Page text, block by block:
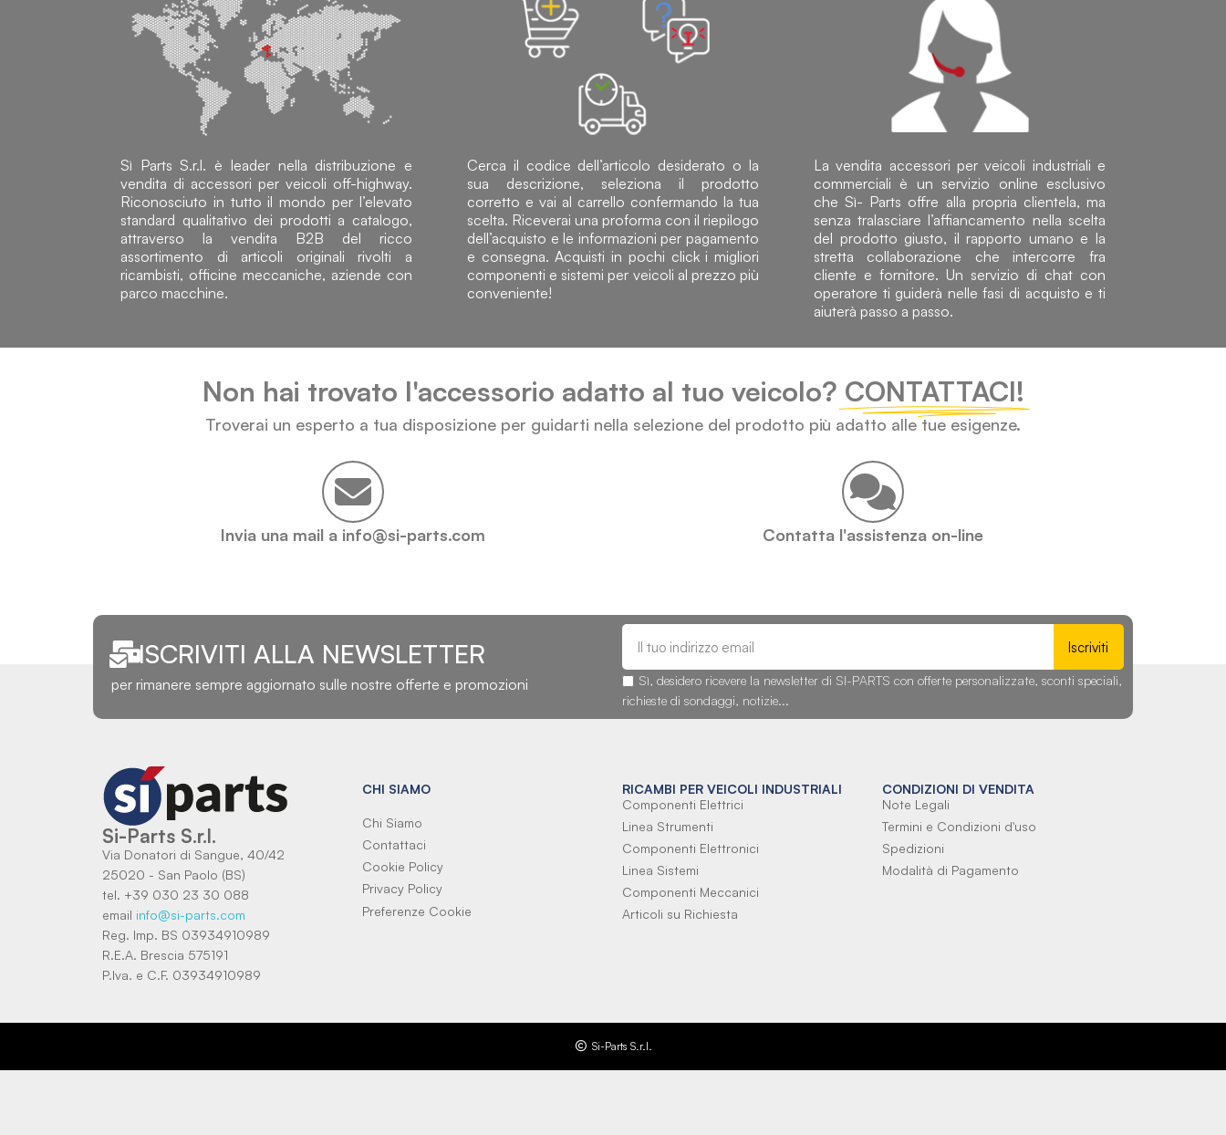
Sì Parts S.r.l. è leader nella distribuzione e
vendita di accessori per veicoli off-highway.
Riconosciuto in tutto il mondo per l’elevato
standard qualitativo dei prodotti a catalogo,
attraverso la vendita B2B del ricco
assortimento di articoli originali rivolti a
ricambisti, officine meccaniche, aziende con
parco macchine.
Cerca il codice dell’articolo desiderato o la
sua descrizione, seleziona il prodotto
corretto e vai al carrello confermando la tua
scelta. Riceverai una proforma con il riepilogo
dell’acquisto e le informazioni per pagamento
e consegna. Acquisti in pochi click i migliori
componenti e sistemi per veicoli al prezzo più
conveniente!
La vendita accessori per veicoli industriali e
commerciali è un servizio online esclusivo
che Sì- Parts offre alla propria clientela, ma
senza tralasciare l’affiancamento nella scelta
del prodotto giusto, il rapporto umano e la
stretta collaborazione che intercorre fra
cliente e fornitore. Un servizio di chat con
operatore ti guiderà nelle fasi di acquisto e ti
aiuterà passo a passo.
Non hai trovato l'accessorio adatto al tuo veicolo? CONTATTACI!
Troverai un esperto a tua disposizione per guidarti nella selezione del prodotto più adatto alle tue esigenze.
Invia una mail a info@si-parts.com Contatta l'assistenza on-line
ISCRIVITI ALLA NEWSLETTER
per rimanere sempre aggiornato sulle nostre offerte e promozioni
Iscriviti
Sì, desidero ricevere la newsletter di SI-PARTS con offerte personalizzate, sconti speciali,
richieste di sondaggi, notizie...
Si-Parts S.r.l.
Via Donatori di Sangue, 40/42
25020 - San Paolo (BS)
tel. +39 030 23 30 088
email info@si-parts.com
Reg. Imp. BS 03934910989
R.E.A. Brescia 575191
P.Iva. e C.F. 03934910989
CHI SIAMO
Chi Siamo
Contattaci
Cookie Policy
Privacy Policy
Preferenze Cookie
RICAMBI PER VEICOLI INDUSTRIALI
Componenti Elettrici
Linea Strumenti
Componenti Elettronici
Linea Sistemi
Componenti Meccanici
Articoli su Richiesta
CONDIZIONI DI VENDITA
Note Legali
Termini e Condizioni d'uso
Spedizioni
Modalità di Pagamento
Si-Parts S.r.l.